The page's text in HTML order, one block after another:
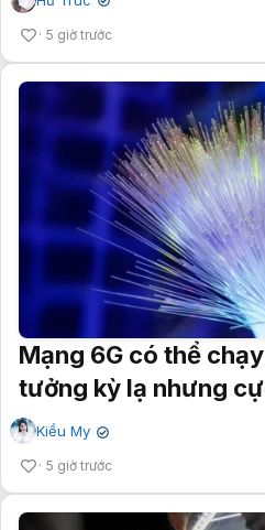
5 giờ trước
Mạng 6G có thể
tưởng kỳ lạ nhưng
Kiều My ✔
5 giờ trước